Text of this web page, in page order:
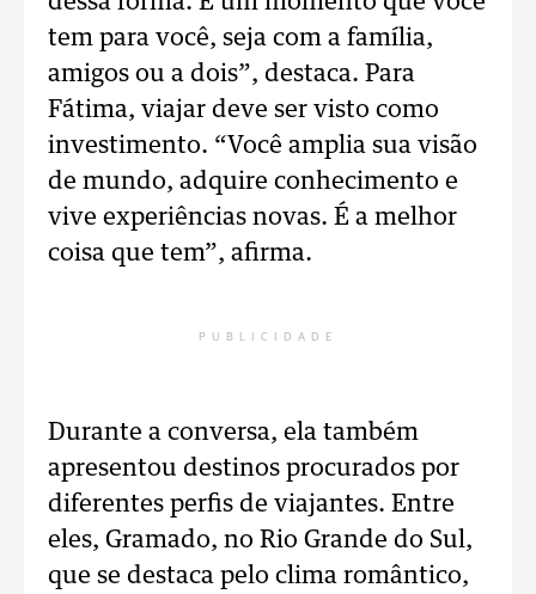
tem para você, seja com a família,
amigos ou a dois”, destaca. Para
Fátima, viajar deve ser visto como
investimento. “Você amplia sua visão
de mundo, adquire conhecimento e
vive experiências novas. É a melhor
coisa que tem”, afirma.
PUBLICIDADE
Durante a conversa, ela também
apresentou destinos procurados por
diferentes perfis de viajantes. Entre
eles, Gramado, no Rio Grande do Sul,
que se destaca pelo clima romântico,